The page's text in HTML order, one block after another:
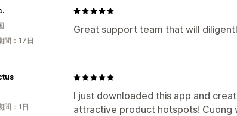
Great support team that will
間：17日
I just downloaded this app and
attractive product hotspots! Cuong
間：1日